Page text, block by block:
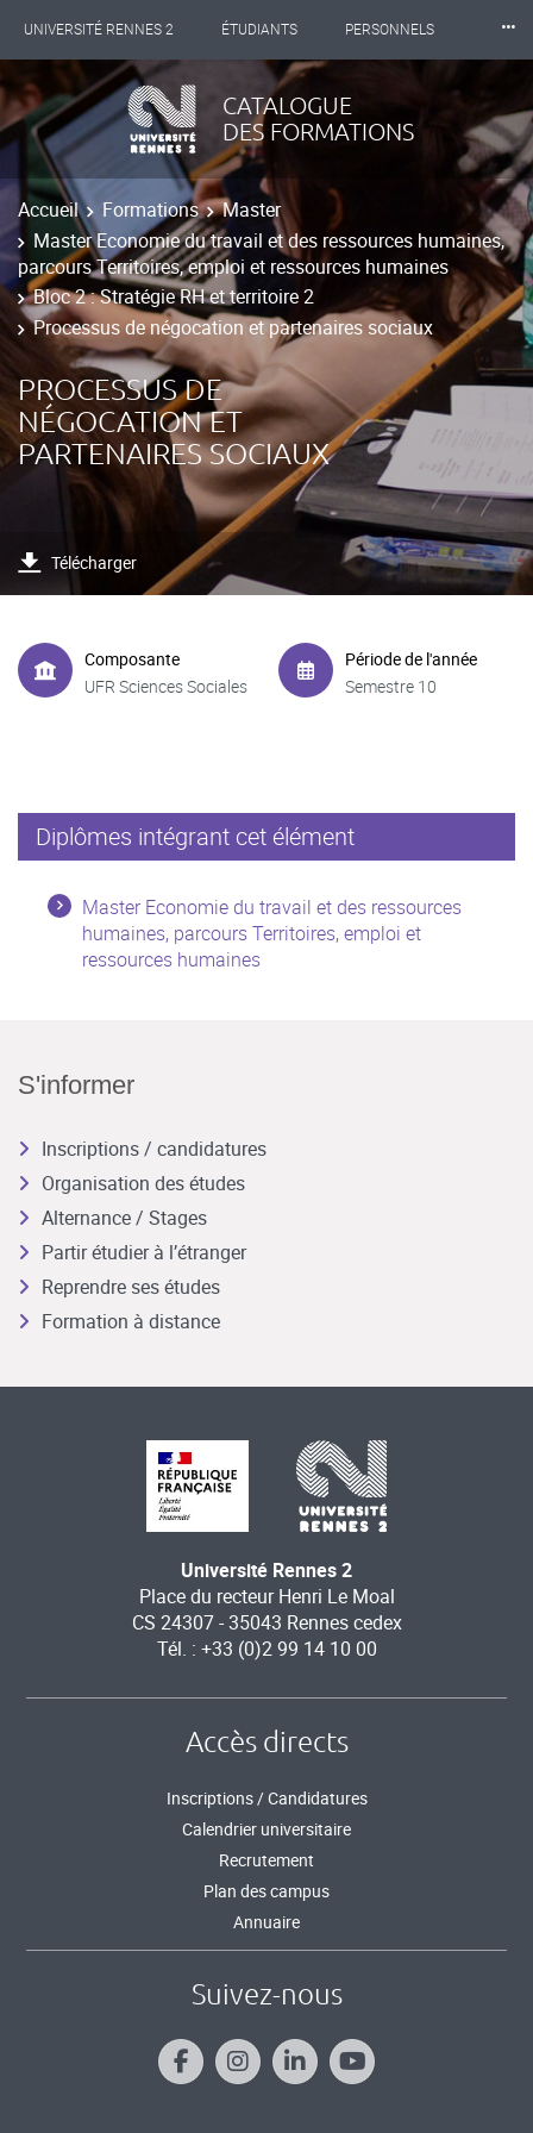
UNIVERSITÉ RENNES 2 ÉTUDIANTS PERSONNELS
INTERNATIONAL PROFESSIONNELS
LES NOUVELLES DE RENNES 2
⸱⸱⸱
CATALOGUE
DES FORMATIONS
Accueil Formations
Master
Master Economie du travail et des ressources humaines,
parcours Territoires, emploi et ressources humaines
Bloc 2 : Stratégie RH et territoire 2
Processus de négocation et partenaires sociaux
PROCESSUS DE
NÉGOCATION ET
PARTENAIRES SOCIAUX
Télécharger
Composante
UFR Sciences Sociales
Période de l'année
Semestre 10
Diplômes intégrant cet élément
Master Economie du travail et des ressources
humaines, parcours Territoires, emploi et
ressources humaines
S'informer
Inscriptions / candidatures
Organisation des études
Alternance / Stages
Partir étudier à l’étranger
Reprendre ses études
Formation à distance
Université Rennes 2
Place du recteur Henri Le Moal
CS 24307 - 35043 Rennes cedex
Tél. : +33 (0)2 99 14 10 00
Accès directs
Inscriptions / Candidatures
Calendrier universitaire
Recrutement
Plan des campus
Annuaire
Suivez-nous